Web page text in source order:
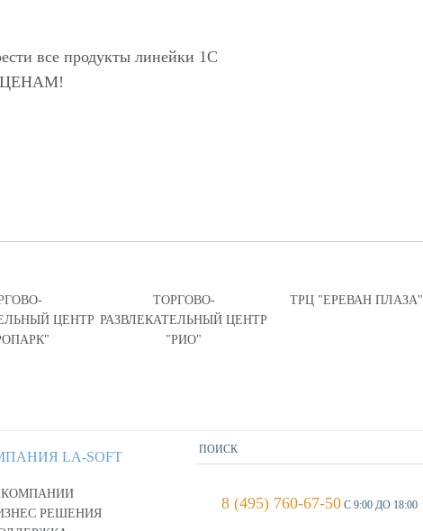
все продукты линейки 1С
ЦЕНТР
ТОРГОВО-
РАЗВЛЕКАТЕЛЬНЫЙ ЦЕНТР
"РИО"
ТРЦ "ЕРЕВАН ПЛАЗА"
LA-SOFT
РЕШЕНИЯ
8 (495) 760-67-50 С 9:00 ДО 18:00